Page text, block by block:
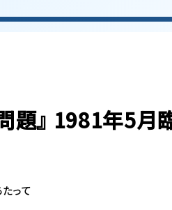
題』 1981年5月
って